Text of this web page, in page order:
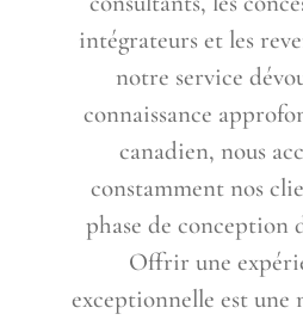
intégrateurs et les
notre service
connaissance
canadien, nous
constamment nos
phase de conception
Offrir une
exceptionnelle est une